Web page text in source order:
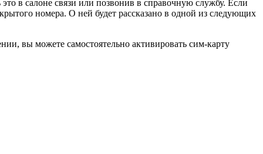
в салоне связи или позвонив в справочную службу. Если
номера. О ней будет рассказано в одной из следующих
вы можете самостоятельно активировать сим-карту